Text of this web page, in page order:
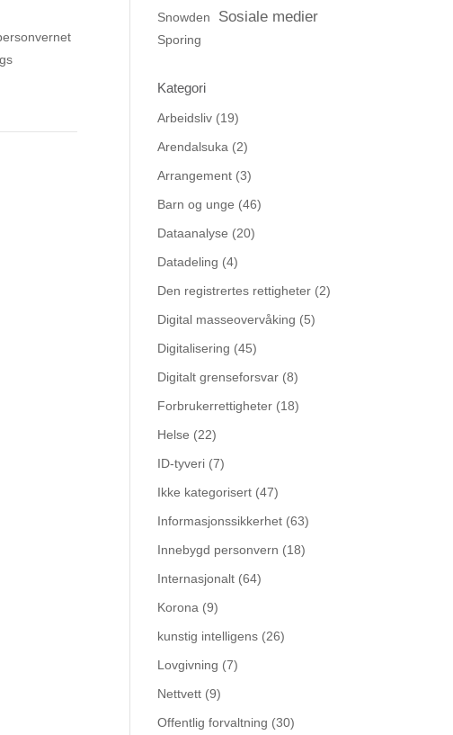
Snowden Sosiale medier
Sporing
Kategori
Arbeidsliv (19)
Arendalsuka (2)
Arrangement (3)
Barn og unge (46)
Dataanalyse (20)
Datadeling (4)
Den registrertes rettigheter (2)
Digital masseovervåking (5)
Digitalisering (45)
Digitalt grenseforsvar (8)
Forbrukerrettigheter (18)
Helse (22)
ID-tyveri (7)
Ikke kategorisert (47)
Informasjonssikkerhet (63)
Innebygd personvern (18)
Internasjonalt (64)
Korona (9)
kunstig intelligens (26)
Lovgivning (7)
Nettvett (9)
Offentlig forvaltning (30)